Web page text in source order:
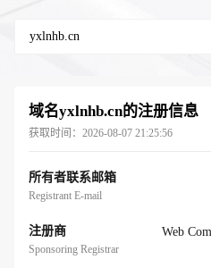
域名yxlnhb.cn的注册信息
获取时间： 2026-08-07 21:25:56
所有者联系邮箱
Registrant E-mail
注册商
Sponsoring Registrar
Web